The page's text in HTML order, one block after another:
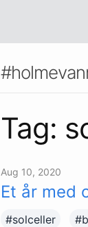
Tag:
Aug 10, 2020
Et år med
#solceller